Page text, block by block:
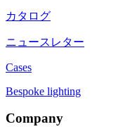
カタログ
ニュースレター
Cases
Bespoke lighting
Company